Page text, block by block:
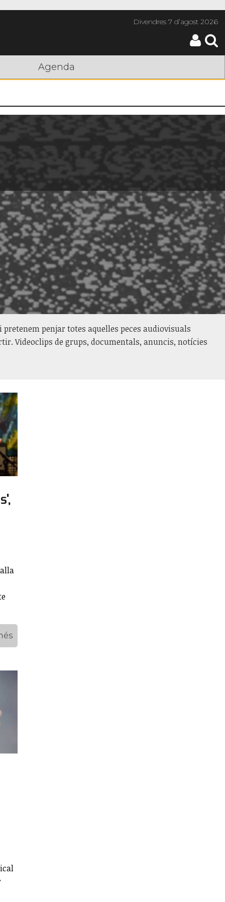
Divendres7 d’agost 2026
Agenda
penjar totes aquelles peces audiovisuals
Videoclips de grups, documentals, anuncis, notícies